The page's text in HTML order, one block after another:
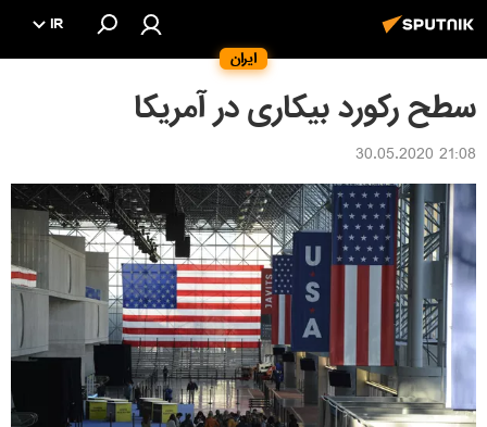
ایران
IR
سطح رکورد بیکاری در آمریکا
21:08 30.05.2020